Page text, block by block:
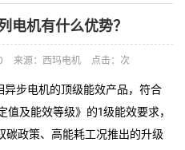
电机有什么优势？
来源：西玛电机 点击： 次
步电机的顶级能效产品，符合
及能效等级》的1级能效要求，
碳政策、高能耗工况推出的升级